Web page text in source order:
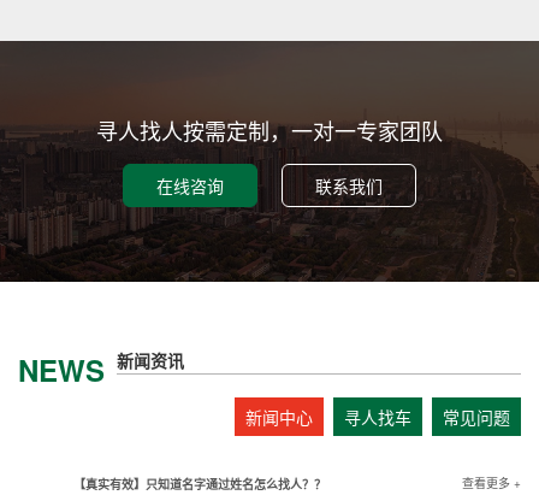
寻人找人按需定制，一对一专家团队
在线咨询 联系我们
NEWS 新闻资讯
新闻中心 寻人找车 常见问题
【真实有效】只知道名字通过姓名怎么找人？？ 查看更多 +